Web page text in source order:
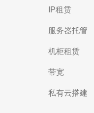
IP租赁
服务器托管
机柜租赁
带宽
私有云搭建